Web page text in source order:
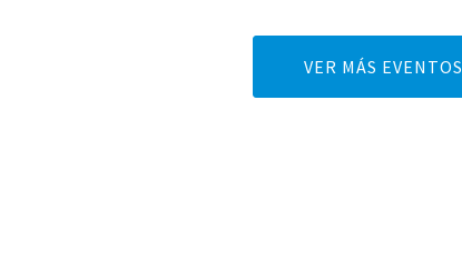
VER MÁS EVENTOS